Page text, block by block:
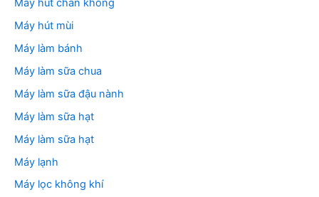
Máy hút chân không
Máy hút mùi
Máy làm bánh
Máy làm sữa chua
Máy làm sữa đậu nành
Máy làm sữa hạt
Máy làm sữa hạt
Máy lạnh
Máy lọc không khí